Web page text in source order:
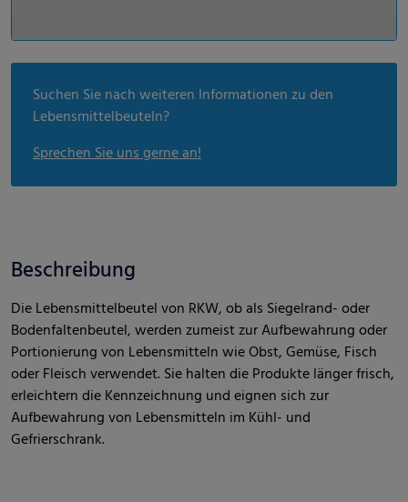
Suchen Sie nach weiteren Informationen zu den
Lebensmittelbeuteln?
Sprechen Sie uns gerne an!
Beschreibung
Die Lebensmittelbeutel von RKW, ob als Siegelrand- oder
Bodenfaltenbeutel, werden zumeist zur Aufbewahrung oder
Portionierung von Lebensmitteln wie Obst, Gemüse, Fisch
oder Fleisch verwendet. Sie halten die Produkte länger frisch,
erleichtern die Kennzeichnung und eignen sich zur
Aufbewahrung von Lebensmitteln im Kühl- und
Gefrierschrank.